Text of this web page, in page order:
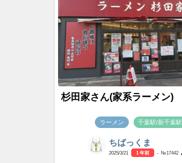
杉田家さん(家系ラーメン)
ラーメン 千葉駅/新千葉駅
ちばっくま
2025/3/21 1 年前 - №17442